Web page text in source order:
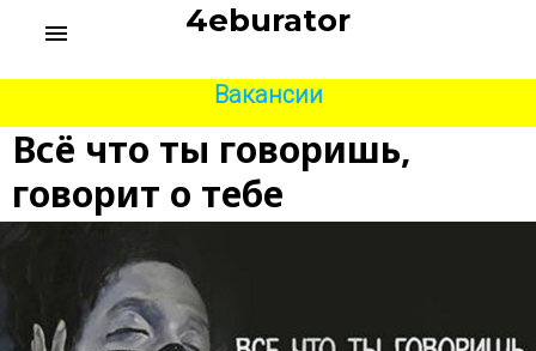
n
4eburator
menu
Вакансии
Всё что ты говоришь,
говорит о тебе